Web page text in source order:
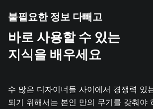
불필요한 정보 다빼고
바로 사용할 수 있는
지식을 배우세요
수 많은 디자이너들 사이에서 경쟁력 있
되기 위해서는 본인 만의 무기를 갖춰야